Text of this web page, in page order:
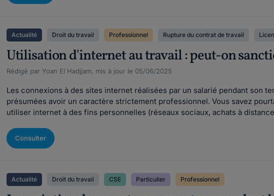
Actualité Droit du travail Professionnel Rupture du contrat de travail
Utilisation d'internet au travail : peut-on
Rédigé par Yoan El Hadjjam, mis à jour le 05/06/2025
Les connexions à des sites internet réalisées par un salarié pendant son
présumées avoir un caractère strictement professionnel. Vous savez
utiliser internet à des fins personnelles (réseaux sociaux, achats à
Consulter
Actualité Droit du travail CSE Particulier Professionnel